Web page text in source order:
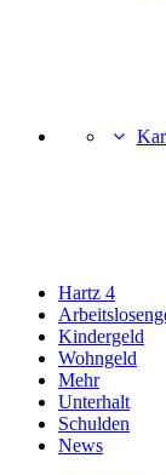
Hartz 4
Kindergeld
Wohngeld
Mehr
Unterhalt
Schulden
News